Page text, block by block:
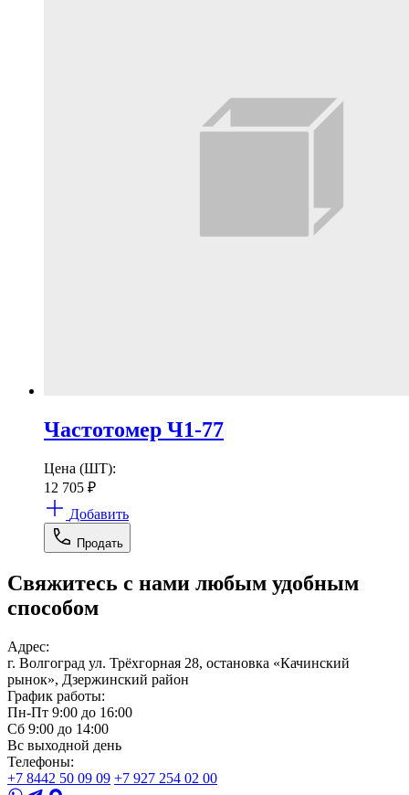
Частотомер Ч1-77
Цена (ШТ):
12 705 ₽
Добавить
Продать
Свяжитесь с нами любым удобным
способом
Адрес:
г. Волгоград ул. Трёхгорная 28, остановка «Качинский
рынок», Дзержинский район
График работы:
Пн-Пт 9:00 до 16:00
Сб 9:00 до 14:00
Вс выходной день
Телефоны:
+7 8442 50 09 09 +7 927 254 02 00